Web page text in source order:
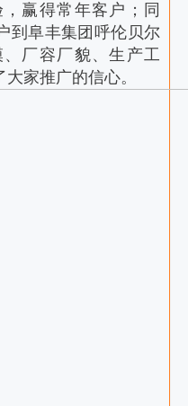
赢得常年客户；同
到阜丰集团呼伦贝尔
厂容厂貌、生产工
家推广的信心。